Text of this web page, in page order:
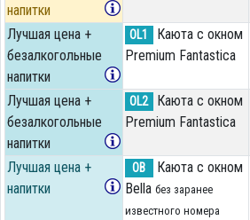
напитки
Лучшая цена +
безалкогольные
напитки
OL1
Каюта с окном
Premium Fantastica
Лучшая цена +
безалкогольные
напитки
OL2
Каюта с окном
Premium Fantastica
Лучшая цена +
напитки
OB
Каюта с окном
Bella без заранее
известного номера